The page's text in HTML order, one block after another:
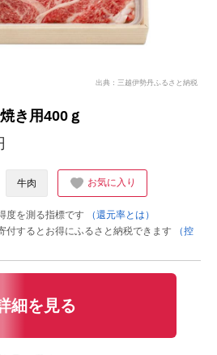
出典：三越伊勢丹ふるさと納税
き用400ｇ
牛肉 お気に入り
度を測る指標です
（還元率とは）
するとお得にふるさと納税できます
（控
細を見る